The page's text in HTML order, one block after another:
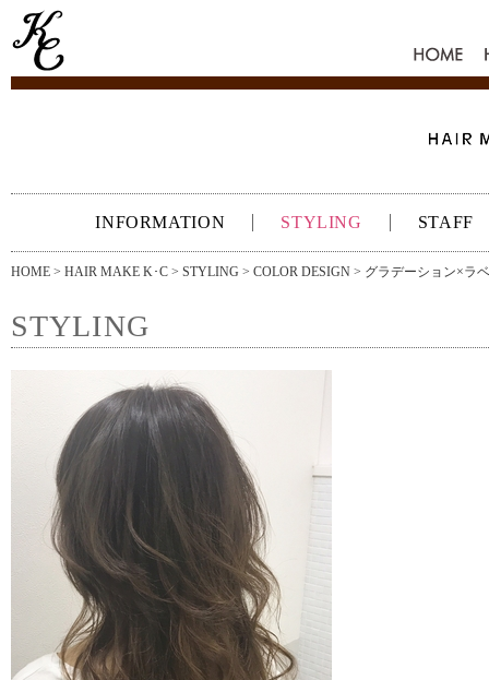
HOME
INFORMATION STYLING STAFF
HOME > HAIR MAKE K･C > STYLING > COLOR DESIGN > グラデーション×ラ
STYLING